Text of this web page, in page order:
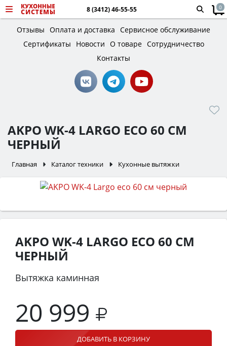
8 (3412) 46-55-55 0
Отзывы Оплата и доставка Сервисное обслуживание
Сертификаты
Новости О товаре Сотрудничество
Контакты
AKPO WK-4 LARGO ECO 60 СМ
ЧЕРНЫЙ
Главная Каталог техники Кухонные вытяжки
AKPO WK-4 LARGO ECO 60 СМ
ЧЕРНЫЙ
Вытяжка каминная
20 999
ДОБАВИТЬ В КОРЗИНУ